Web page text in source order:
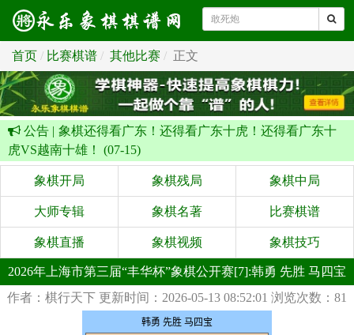
首页 比赛棋谱 其他比赛 正文
公告 | 象棋还得看广东！还得看广东十虎！还得看广东十
虎VS越南十雄！ (07-15)
象棋开局 象棋残局 象棋中局
大师专辑 象棋名著 比赛棋谱
象棋直播 象棋视频 象棋技巧
2026年上海市第三届“丰华杯”象棋公开赛[7]:韩勇 先胜 马四宝
作者：棋行天下 更新时间：2026-05-13 08:52:01 浏览次数：81